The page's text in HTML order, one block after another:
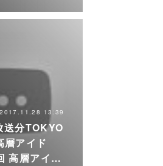
2017.11.28 13:39
送分TOKYO
層アイド
高層アイ…